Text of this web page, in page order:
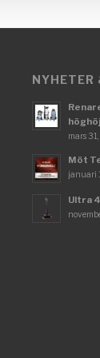
NYHETER
mars
Möt
januari
Ultra